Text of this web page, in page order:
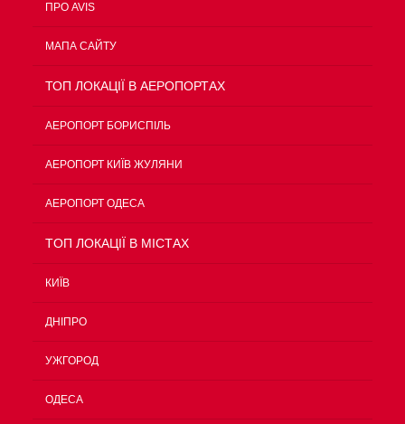
ПРО AVIS
МАПА САЙТУ
ТОП ЛОКАЦІЇ В АЕРОПОРТАХ
АЕРОПОРТ БОРИСПІЛЬ
АЕРОПОРТ КИЇВ ЖУЛЯНИ
АЕРОПОРТ ОДЕСА
TOП ЛОКАЦІЇ В МІСТАХ
КИЇВ
ДНІПРО
УЖГОРОД
ОДЕСА